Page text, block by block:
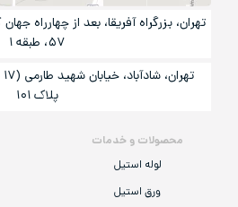
محصولات و خدمات
لوله استیل
ورق استیل
تهران، بزرگراه آفریقا، بعد از چهارراه
۵۷، طبقه ۱
پلاک ۱۰۱